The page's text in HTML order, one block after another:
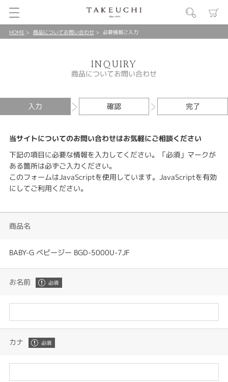
HOME 商品についてお問い合わせ 必要情報ご入力
INQUIRY
商品についてお問い合わせ
入力 確認 完了
当サイトについてのお問い合わせはお気軽にご相談ください
下記の項目に必要な情報を入力してください。「必須」マークが
ある箇所は必ずご入力ください。
このフォームはJavaScriptを使用しています。JavaScriptを有効
にしてご利用ください。
商品名
BABY-G ベビージー BGD-5000U-7JF
お名前
カナ